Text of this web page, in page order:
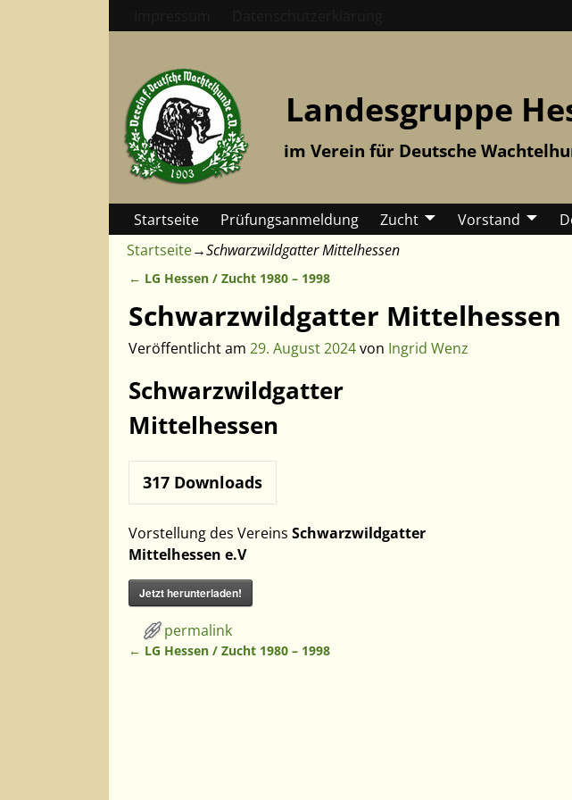
Landesgruppe
im Verein für Deutsche
Startseite Prüfungsanmeldung Zucht Vorstand
Startseite→Schwarzwildgatter Mittelhessen
← LG Hessen / Zucht 1980 – 1998
Schwarzwildgatter Mittelhessen
Veröffentlicht am 29. August 2024von Ingrid Wenz
Schwarzwildgatter
Mittelhessen
317 Downloads
Vorstellung des Vereins Schwarzwildgatter
Mittelhessen e.V
Jetzt herunterladen!
permalink
← LG Hessen / Zucht 1980 – 1998